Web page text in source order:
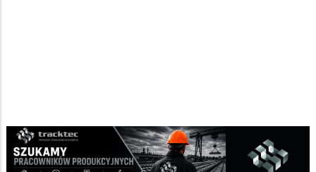
Ścieżka
Strona główna Wiadomości/Z życia miasta/
Wysokie oferty na miejsca doraźnego schronienia w Ratuszu i